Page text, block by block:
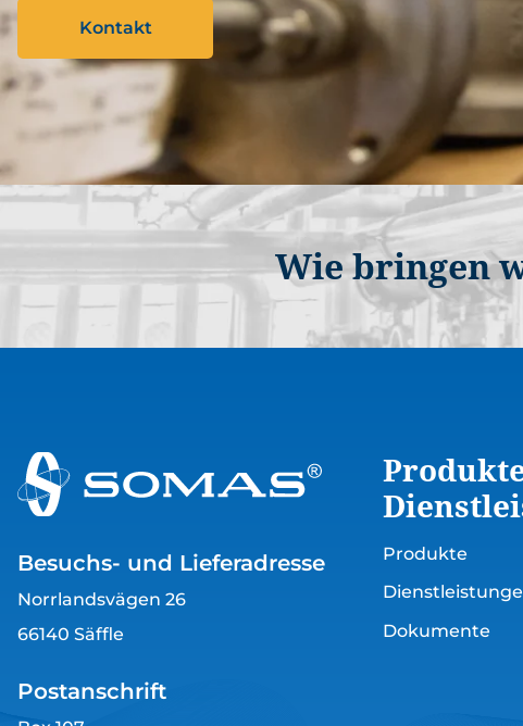
Kontakt
Wie bringen
Besuchs- und Lieferadresse
Norrlandsvägen 26
66140 Säffle
Postanschrift
Produkte
Dokumente